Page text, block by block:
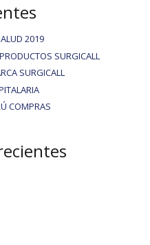
2019
SURGICALL
SURGICALL
COMPRAS